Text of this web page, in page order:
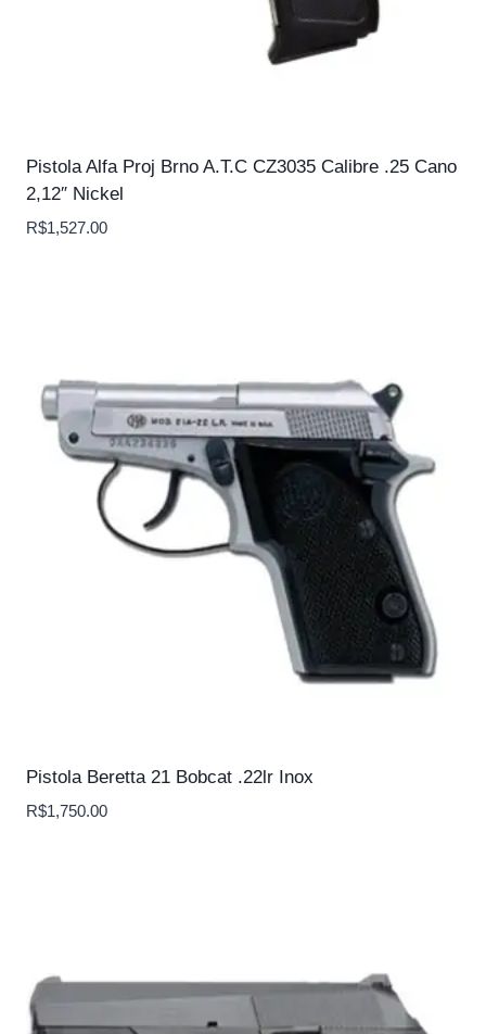
Pistola Alfa Proj Brno A.T.C CZ3035 Calibre .25 Cano
2,12″ Nickel
R$1,527.00
Pistola Beretta 21 Bobcat .22lr Inox
R$1,750.00